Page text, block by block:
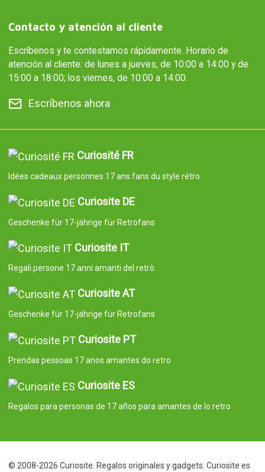
Contacto y atención al cliente
Escríbenos y te contestamos rápidamente. Horario de
atención al cliente: de lunes a jueves, de 10:00 a 14:00 y de
15:00 a 18:00; los viernes, de 10:00 a 14:00.
Escríbenos ahora
Curiosité FR
Idées cadeaux personnes 17 ans fans du style rétro
Curiosite DE
Geschenke für 17-jährige für Retrofans
Curiosite IT
Regali persone 17 anni amanti del retrò
Curiosite AT
Geschenke für 17-jährige für Retrofans
Curiosite PT
Prendas pessoas 17 anos amantes do retro
Curiosite ES
Regalos para personas de 17 años para amantes de lo retro
© 2008-2026 Curiosite. Regalos originales y gadgets. Curiosite es